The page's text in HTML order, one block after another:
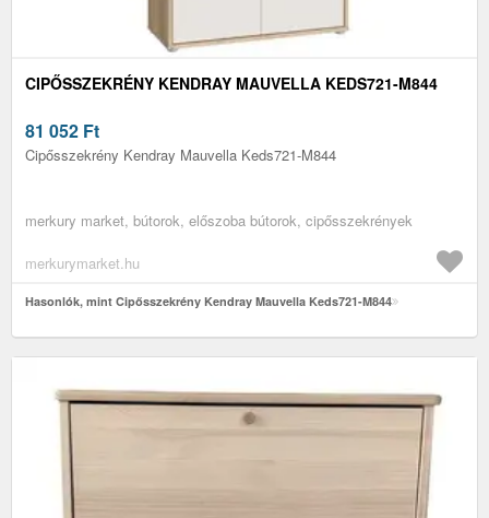
CIPŐSSZEKRÉNY KENDRAY MAUVELLA KEDS721-M844
81 052 Ft
Cipősszekrény Kendray Mauvella Keds721-M844
merkury market, bútorok, előszoba bútorok, cipősszekrények
merkurymarket.hu
Hasonlók, mint Cipősszekrény Kendray Mauvella Keds721-M844